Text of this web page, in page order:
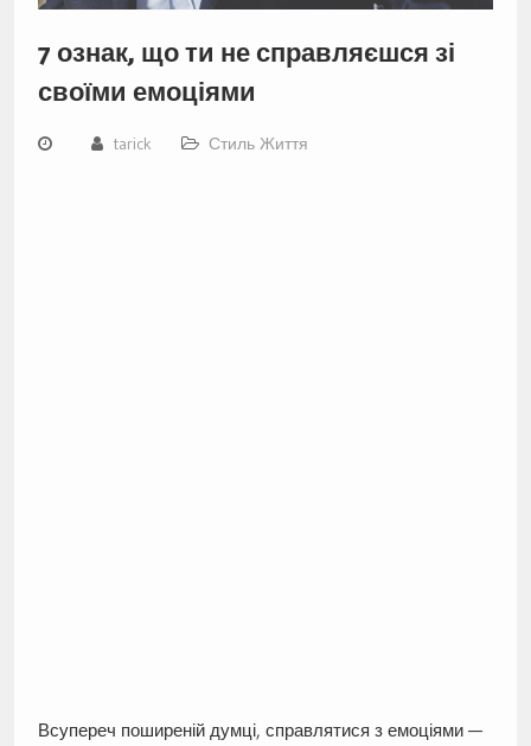
7 ознак, що ти не справляєшся зі
своїми емоціями
tarick Стиль Життя
Всупереч поширеній думці, справлятися з емоціями —